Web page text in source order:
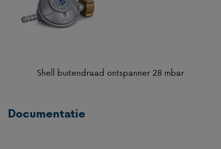
Shell buitendraad ontspanner 28 mbar
Documentatie